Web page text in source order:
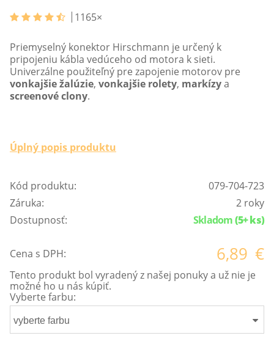
1165×
Priemyselný konektor Hirschmann je určený k
pripojeniu kábla vedúceho od motora k sieti.
Univerzálne použiteľný pre zapojenie motorov pre
vonkajšie žalúzie, vonkajšie rolety, markízya
screenové clony.
Úplný popis produktu
Kód produktu:
079-704-723
Záruka:
2 roky
Dostupnosť:
Skladom(5+ ks)
Cena s DPH: 6,89 €
Tento produkt bol vyradený z našej ponuky a už nie je
možné ho u nás kúpiť.
Vyberte farbu:
vyberte farbu